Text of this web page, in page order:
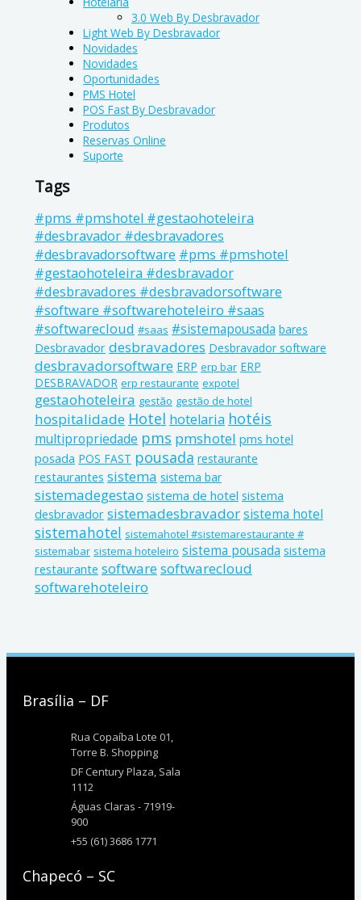
3.0 Web By Desbravador
Light Web By Desbravador
Novidades
Novidades
Oportunidades
PMS Hotel
POS Fast By Desbravador
Produtos
Reservas Online
Suporte
Tags
#pms #pmshotel #gestaohoteleira
#desbravador #desbravadores
#desbravadorsoftware #pms #pmshotel
#gestaohoteleira #desbravador
#desbravadores #desbravadorsoftware
#software #softwarehoteleiro #saas
#softwarecloud #saas #sistemapousada bares
Desbravador desbravadores Desbravador software
desbravadorsoftware ERP erp bar ERP
DESBRAVADOR erp restaurante expotel
gestaohoteleira gestão gestão de hotel
hospitalidade Hotel hotelaria hotéis
multipropriedade pms pmshotel pms hotel
posada POS FAST pousada restaurante
restaurantes sistema sistema bar
sistemadegestao sistema de hotel sistema
desbravador sistemadesbravadorsistema hotel
sistemahotel sistemahotel #sistemarestaurante #
sistemabar sistema hoteleiro sistema pousada sistema
restaurante softwaresoftwarecloud
softwarehoteleiro
Brasília – DF
Rua Copaíba Lote 01,
Torre B. Shopping
DF Century Plaza, Sala
1112
Águas Claras - 71919-
900
+55 (61) 3686 1771
Chapecó – SC